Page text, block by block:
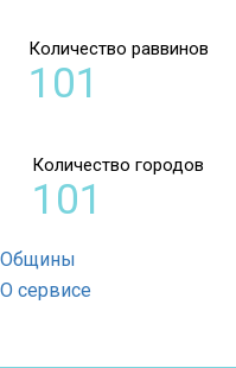
Общины
О сервисе
Количество раввинов
101
Количество городов
101